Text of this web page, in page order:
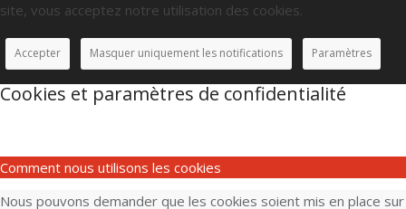
site, vous acceptez notre utilisation des cookies.
Accepter Masquer uniquement les notifications Paramètres
Cookies et paramètres de confidentialité
Comment nous utilisons les cookies
Nous pouvons demander que les cookies soient mis en place sur